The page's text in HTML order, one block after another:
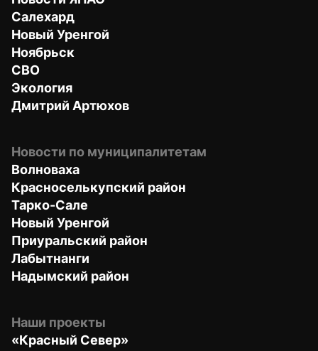
Салехард
Новый Уренгой
Ноябрьск
СВО
Экология
Дмитрий Артюхов
Новости по муниципалитетам
Волноваха
Красноселькупский район
Тарко-Сале
Новый Уренгой
Приуральский район
Лабытнанги
Надымский район
Наши проекты
«Красный Север»